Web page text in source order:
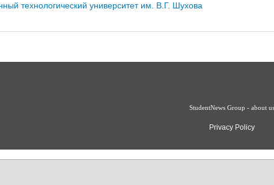
технологический университет им. В.Г. Шухова
StudentNews Group - about us
Privacy Policy